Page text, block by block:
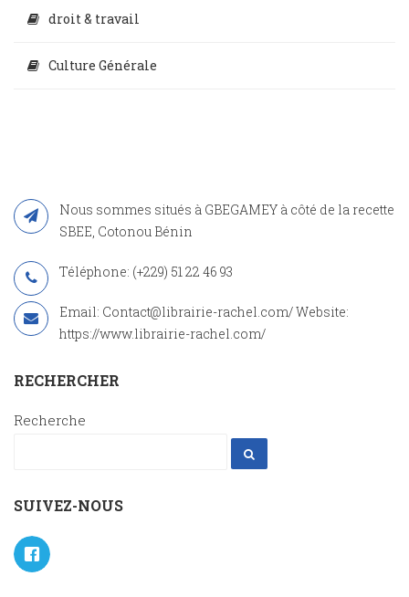
droit & travail
Culture Générale
Nous sommes situés à GBEGAMEY à côté de la recette
SBEE, Cotonou Bénin
Téléphone: (+229) 51 22 46 93
Email: Contact@librairie-rachel.com/ Website:
https://www.librairie-rachel.com/
RECHERCHER
Recherche
SUIVEZ-NOUS